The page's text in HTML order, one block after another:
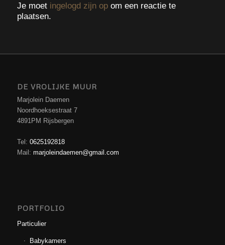
Je moet ingelogd zijn opom een reactie te
plaatsen.
DE VROLIJKE MUUR
Marjolein Daemen
Noordhoeksestraat 7
4891PM Rijsbergen
Tel: 0625192818
Mail: marjoleindaemen@gmail.com
PORTFOLIO
Particulier
Babykamers